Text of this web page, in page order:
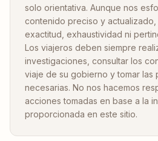
solo orientativa. Aunque nos
contenido preciso y actualizado,
exactitud, exhaustividad ni
Los viajeros deben siempre
investigaciones, consultar los
viaje de su gobierno y tomar las
necesarias. No nos hacemos
acciones tomadas en base a la
proporcionada en este sitio.